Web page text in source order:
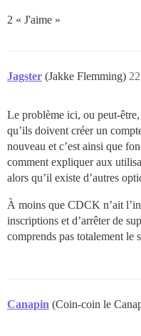
2 « J'aime »
Jagster (Jakke Flemming) 22
Le problème ici, ou peut-
qu’ils doivent créer un
nouveau et c’est ainsi que
comment expliquer aux
alors qu’il existe d’autres
À moins que CDCK n’ait
inscriptions et d’arrêter de
comprends pas totalement le
Canapin (Coin-coin le